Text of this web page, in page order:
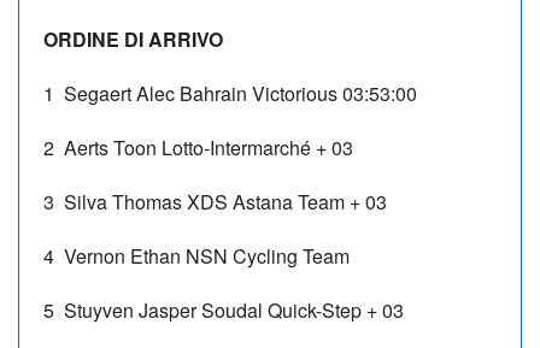
ORDINE DI ARRIVO
1 Segaert Alec Bahrain Victorious 03:53:00
2 Aerts Toon Lotto-Intermarché + 03
3 Silva Thomas XDS Astana Team + 03
4 Vernon Ethan NSN Cycling Team
5 Stuyven Jasper Soudal Quick-Step + 03